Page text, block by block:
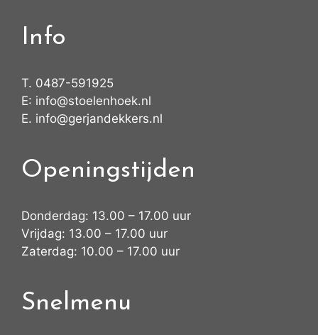
Info
T. 0487-591925
E: info@stoelenhoek.nl
E. info@gerjandekkers.nl
Openingstijden
Donderdag: 13.00 – 17.00 uur
Vrijdag: 13.00 – 17.00 uur
Zaterdag: 10.00 – 17.00 uur
Snelmenu